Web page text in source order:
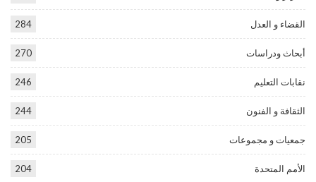
القضاء و العدل 284
أبحاث ودراسات 270
نقابات التعليم 246
الثقافة و الفنون 244
جمعيات و مجموعات 205
الأمم المتحدة 204